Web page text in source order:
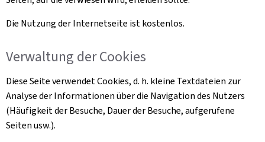
Die Nutzung der Internetseite ist kostenlos.
Verwaltung derCookies
Diese Seite verwendetCookies, d. h. kleine Textdateien zur
Analyse der Informationen über die Navigation des Nutzers
(Häufigkeit der Besuche, Dauer der Besuche, aufgerufene
Seiten usw.).